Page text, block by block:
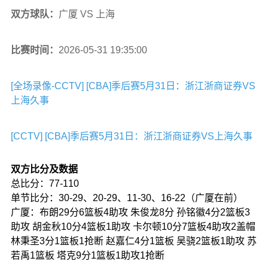
双方球队： 广厦 VS 上海
比赛时间： 2026-05-31 19:35:00
[全场录像-CCTV] [CBA]季后赛5月31日：浙江浙商证券VS
上海久事
[CCTV] [CBA]季后赛5月31日：浙江浙商证券VS上海久事
双方比分及数据
总比分：77-110
单节比分：30-29、20-29、11-30、16-22（广厦在前）
广厦：布朗29分6篮板4助攻 朱俊龙8分 孙铭徽4分2篮板3
助攻 胡金秋10分4篮板1助攻 卡尔顿10分7篮板4助攻2盖帽
林秉圣3分1篮板1抢断 赵嘉仁4分1篮板 吴骁2篮板1助攻 苏
若禹1篮板 塔克9分1篮板1助攻1抢断